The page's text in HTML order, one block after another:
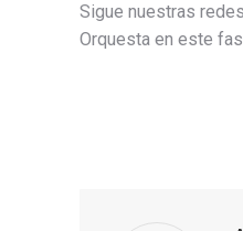
Sigue nuestras
Orquesta en este